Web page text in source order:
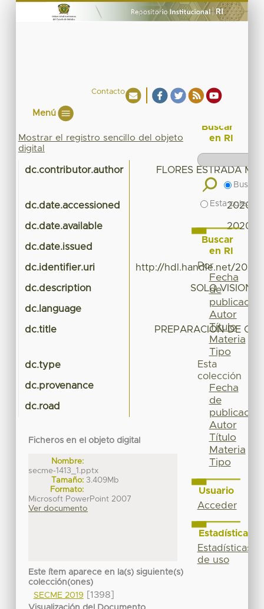
Contacto
Menú
Mostrar el registro sencillo del objeto
digital
dc.contributor.author FLORES ESTRADA
dc.date.accessioned 2020-
dc.date.available 2020-
dc.date.issued
dc.identifier.uri http://hdl.handle.net/
dc.description SOLO VISION
dc.language
dc.title PREPARACION DE
dc.type
dc.provenance
dc.road
Ficheros en el objeto digital
Nombre:
secme-1413_1.pptx
Tamaño: 3.409Mb
Formato:
Microsoft PowerPoint 2007
Ver documento
Este ítem aparece en la(s) siguiente(s)
colección(ones)
SECME 2019
[1398]
Buscar
en RI
Buscar
Esta
Buscar
en RI
Por
Fecha
de
publicación
Autor
Título
Materia
Tipo
Esta
colección
Fecha
de
publicación
Autor
Título
Materia
Tipo
Usuario
Acceder
Estadísticas
Estadísticas
de uso